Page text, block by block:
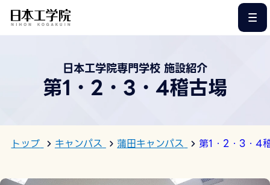
日本工学院専門学校 施設紹介
第1・2・3・4稽古場
トップ キャンパス 蒲田キャンパス 第1・2・3・4